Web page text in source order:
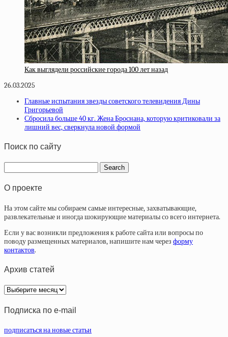
Как выглядели российские города 100 лет назад
26.03.2025
Главные испытания звезды советского телевидения Дины
Григорьевой
Сбросила больше 40 кг. Жена Броснана, которую критиковали за
лишний вес, сверкнула новой формой
Поиск по сайту
О проекте
На этом сайте мы собираем самые интересные, захватывающие,
развлекательные и иногда шокирующие материалы со всего интернета.
Если у вас возникли предложения к работе сайта или вопросы по
поводу размещенных материалов, напишите нам через форму
контактов.
Архив статей
Архив
статей
Подписка по e-mail
подписаться на новые статьи